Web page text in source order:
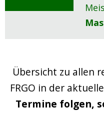
Übersicht zu allen
FRGO in der
Termine folgen,